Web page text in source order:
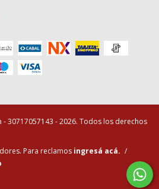
- 30717057143 - 2026. Todos los derechos
Para reclamos ingresá acá. /